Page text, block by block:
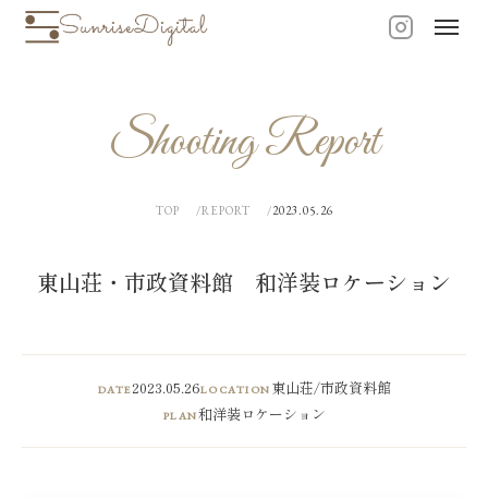
Shooting Report
TOP REPORT 2023.05.26
東山荘・市政資料館 和洋装ロケーション
DATE2023.05.26LOCATION 東山荘/市政資料館
PLAN和洋装ロケーション